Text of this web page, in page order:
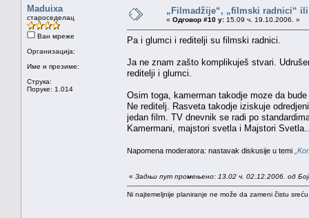
Maduixa
староседелац
Ван мреже
Организација:
Име и презиме:
Струка:
Поруке: 1.014
„Filmadžije“, „filmski radnici“
« Одговор #10 у: 15.09 ч. 19.10.2006. »
Pa i glumci i reditelji su filmski radnici.
Ja ne znam zašto komplikuješ stvari.
reditelji i glumci.
Osim toga, kamerman takodje moze da
Ne reditelj. Rasveta takodje iziskuje
jedan film. TV dnevnik se radi po
Kamermani, majstori svetla i Majstori
Napomena moderatora: nastavak diskusije u temi
« Задњи пут промењено: 13.02 ч. 02.12.2006. од
Ni najtemeljnije planiranje ne može da zameni čistu